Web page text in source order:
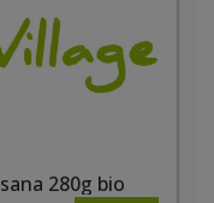
280g bio